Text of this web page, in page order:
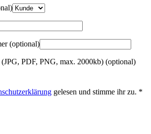
(optional)
PDF, PNG, max. 2000kb) (optional)
gelesen und stimme ihr zu. *